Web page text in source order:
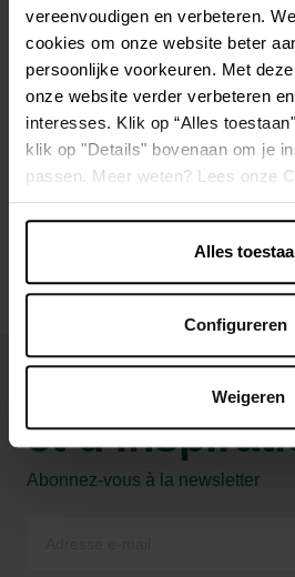
vereenvoudigen en verbeteren.
cookies om onze website beter
persoonlijke voorkeuren. Met
onze website verder verbeteren
interesses. Klik op “Alles
klik op "Details" bovenaan om je
passen. Meer weten? Lees onze
meer informatie.
Alles
Configureren
Weigeren
Gonfleur à main Double
13,99 €
Besoin de
et
Abonnez-vous à la newsletter